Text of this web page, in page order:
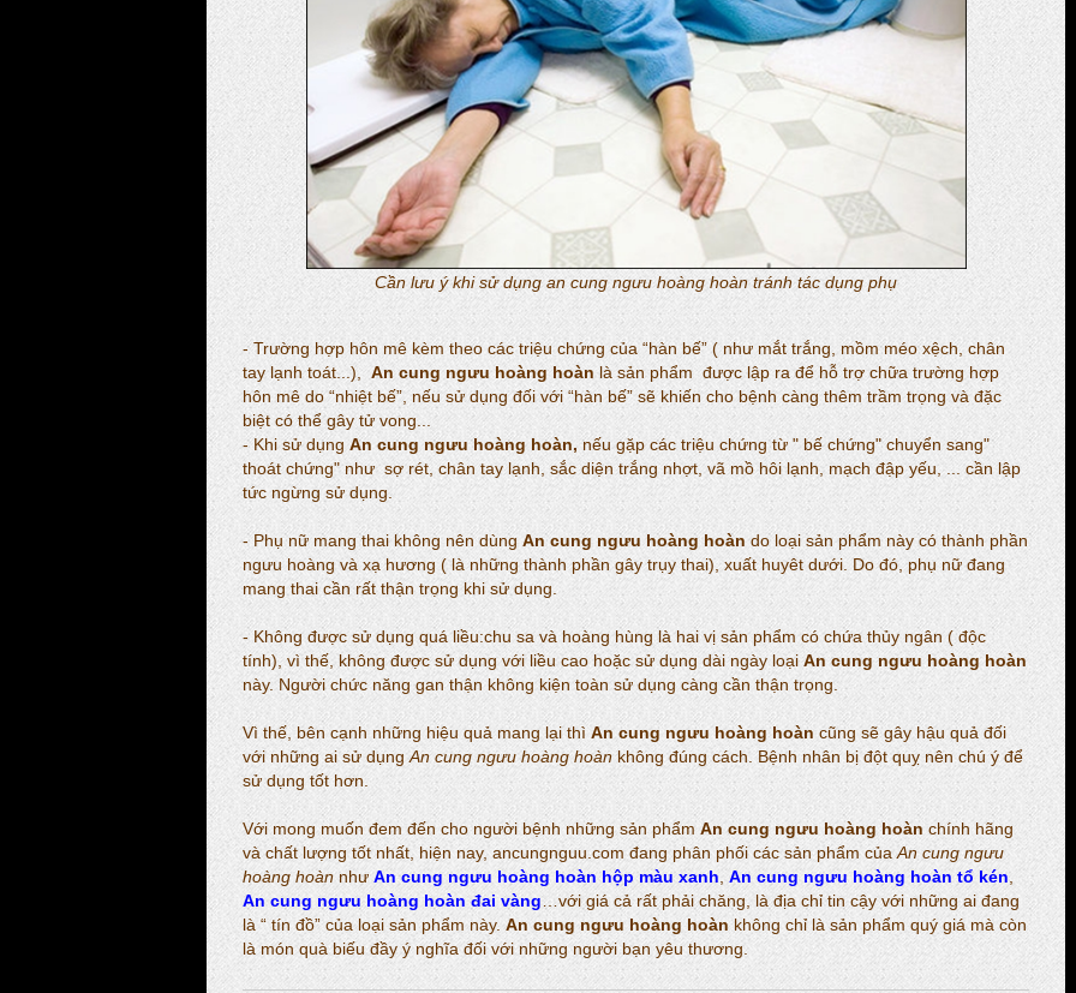
Cần lưu ý khi sử dụng an cung ngưu hoàng hoàn tránh tác dụng phụ
- Trường hợp hôn mê kèm theo các triệu chứng của “hàn bế” ( như mắt trắng, mồm méo xệch, chân
tay lạnh toát...), An cung ngưu hoàng hoàn là sản phẩm được lập ra để hỗ trợ chữa trường hợp
hôn mê do “nhiệt bế”, nếu sử dụng đối với “hàn bế” sẽ khiến cho bệnh càng thêm trầm trọng và đặc
biệt có thể gây tử vong...
- Khi sử dụng An cung ngưu hoàng hoàn, nếu gặp các triệu chứng từ " bế chứng" chuyển sang"
thoát chứng" như sợ rét, chân tay lạnh, sắc diện trắng nhợt, vã mồ hôi lạnh, mạch đập yếu, ... cần lập
tức ngừng sử dụng.
- Phụ nữ mang thai không nên dùng An cung ngưu hoàng hoàndo loại sản phẩm này có thành phần
ngưu hoàng và xạ hương ( là những thành phần gây trụy thai), xuất huyêt dưới. Do đó, phụ nữ đang
mang thai cần rất thận trọng khi sử dụng.
- Không được sử dụng quá liều:chu sa và hoàng hùng là hai vị sản phẩm có chứa thủy ngân ( độc
tính), vì thế, không được sử dụng với liều cao hoặc sử dụng dài ngày loạiAn cung ngưu hoàng hoàn
này. Người chức năng gan thận không kiện toàn sử dụng càng cần thận trọng.
Vì thế, bên cạnh những hiệu quả mang lại thì An cung ngưu hoàng hoàn cũng sẽ gây hậu quả đối
với những ai sử dụngAn cung ngưu hoàng hoànkhông đúng cách. Bệnh nhân bị đột quỵ nên chú ý để
sử dụng tốt hơn.
Với mong muốn đem đến cho người bệnh những sản phẩm An cung ngưu hoàng hoàn chính hãng
và chất lượng tốt nhất, hiện nay, ancungnguu.com đang phân phối các sản phẩm củaAn cung ngưu
hoàng hoàn như An cung ngưu hoàng hoàn hộp màu xanh,An cung ngưu hoàng hoàn tổ kén,
An cung ngưu hoàng hoàn đai vàng…với giá cả rất phải chăng, là địa chỉ tin cậy với những ai đang
là “ tín đồ” của loại sản phẩm này. An cung ngưu hoàng hoàn không chỉ là sản phẩm quý giá mà còn
là món quà biếu đầy ý nghĩa đối với những người bạn yêu thương.